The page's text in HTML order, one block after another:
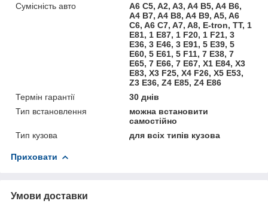
Сумісність авто
A6 C5, A2, A3, A4 B5, A4 B6,
A4 B7, A4 B8, A4 B9, A5, A6
C6, A6 C7, A7, A8, E-tron, TT, 1
E81, 1 E87, 1 F20, 1 F21, 3
E36, 3 E46, 3 E91, 5 E39, 5
E60, 5 E61, 5 F11, 7 E38, 7
E65, 7 E66, 7 E67, X1 E84, X3
E83, X3 F25, X4 F26, X5 E53,
Z3 E36, Z4 E85, Z4 E86
Термін гарантії
30 днів
Тип встановлення
можна встановити
самостійно
Тип кузова
для всіх типів кузова
Приховати
Умови доставки